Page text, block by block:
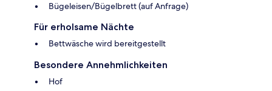
Bügeleisen/Bügelbrett (auf Anfrage)
Für erholsame Nächte
Bettwäsche wird bereitgestellt
Besondere Annehmlichkeiten
Hof